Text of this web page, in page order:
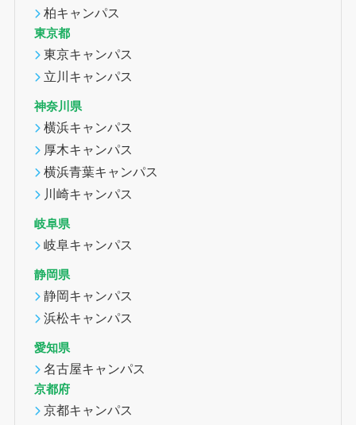
柏キャンパス
東京都
東京キャンパス
立川キャンパス
神奈川県
横浜キャンパス
厚木キャンパス
横浜青葉キャンパス
川崎キャンパス
岐阜県
岐阜キャンパス
静岡県
静岡キャンパス
浜松キャンパス
愛知県
名古屋キャンパス
京都府
京都キャンパス